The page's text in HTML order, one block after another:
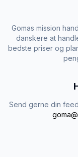
Gomas mission
danskere at
bedste priser og
Send gerne din